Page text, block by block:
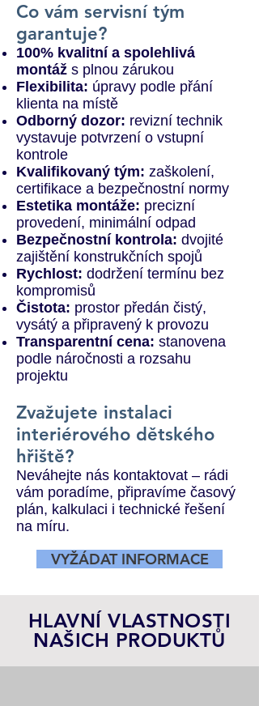
Co vám servisní tým
garantuje?
100% kvalitní a spolehlivá
montáž s plnou zárukou
Flexibilita: úpravy podle přání
klienta na místě
Odborný dozor: revizní technik
vystavuje potvrzení o vstupní
kontrole
Kvalifikovaný tým: zaškolení,
certifikace a bezpečnostní normy
Estetika montáže: precizní
provedení, minimální odpad
Bezpečnostní kontrola: dvojité
zajištění konstrukčních spojů
Rychlost: dodržení termínu bez
kompromisů
Čistota: prostor předán čistý,
vysátý a připravený k provozu
Transparentní cena: stanovena
podle náročnosti a rozsahu
projektu
Zvažujete instalaci
interiérového dětského
hřiště?
Neváhejte nás kontaktovat – rádi
vám poradíme, připravíme časový
plán, kalkulaci i technické řešení
na míru.
VYŽÁDAT INFORMACE
HLAVNÍ VLASTNOSTI
NAŠICH PRODUKTŮ